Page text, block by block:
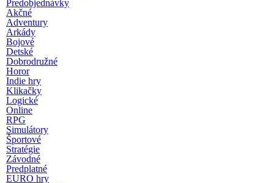
Predobjednávky
Akčné
Adventury
Arkády
Bojové
Detské
Dobrodružné
Horor
Indie hry
Klikačky
Logické
Online
RPG
Simulátory
Športové
Stratégie
Závodné
Predplatné
EURO hry